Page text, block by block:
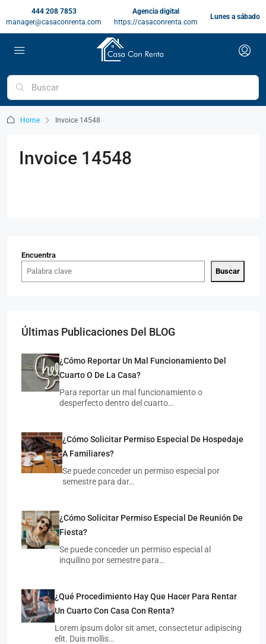
444 208 7853
manager@casaconrenta.com
Agencia digital
https://casaconrenta.com
Lunes a sábado
$4,500 /MXN
MAESTROS ILUSTRES 654, UNIVERSITARIA, 78290 SAN
LUIS POTOSÍ, S.L.P.
1 INDIVIDUAL 1 COCHE 20 M²
CUARTO COMPARTIDO, CUARTO INDIVIDUAL
Home Invoice 14548
Invoice 14548
Encuentra
Buscar
Últimas Publicaciones Del BLOG
¿Cómo Reportar Un Mal Funcionamiento Del
Cuarto O De La Casa?
Para reportar un mal funcionamiento o
desperfecto dentro del cuarto…
¿Cómo Solicitar Permiso Especial De Hospedaje
A Familiares?
Se puede conceder un permiso especial por
semestre para dar…
¿Cómo Solicitar Permiso Especial De Reunión De
Fiesta?
Se puede conceder un permiso especial al
inquilino por semestre para…
¿Qué Procedimiento Hay Que Hacer Para Rentar
Un Cuarto Con Casa Con Renta?
Lorem ipsum dolor sit amet, consectetur adipiscing
elit. Duis mollis…